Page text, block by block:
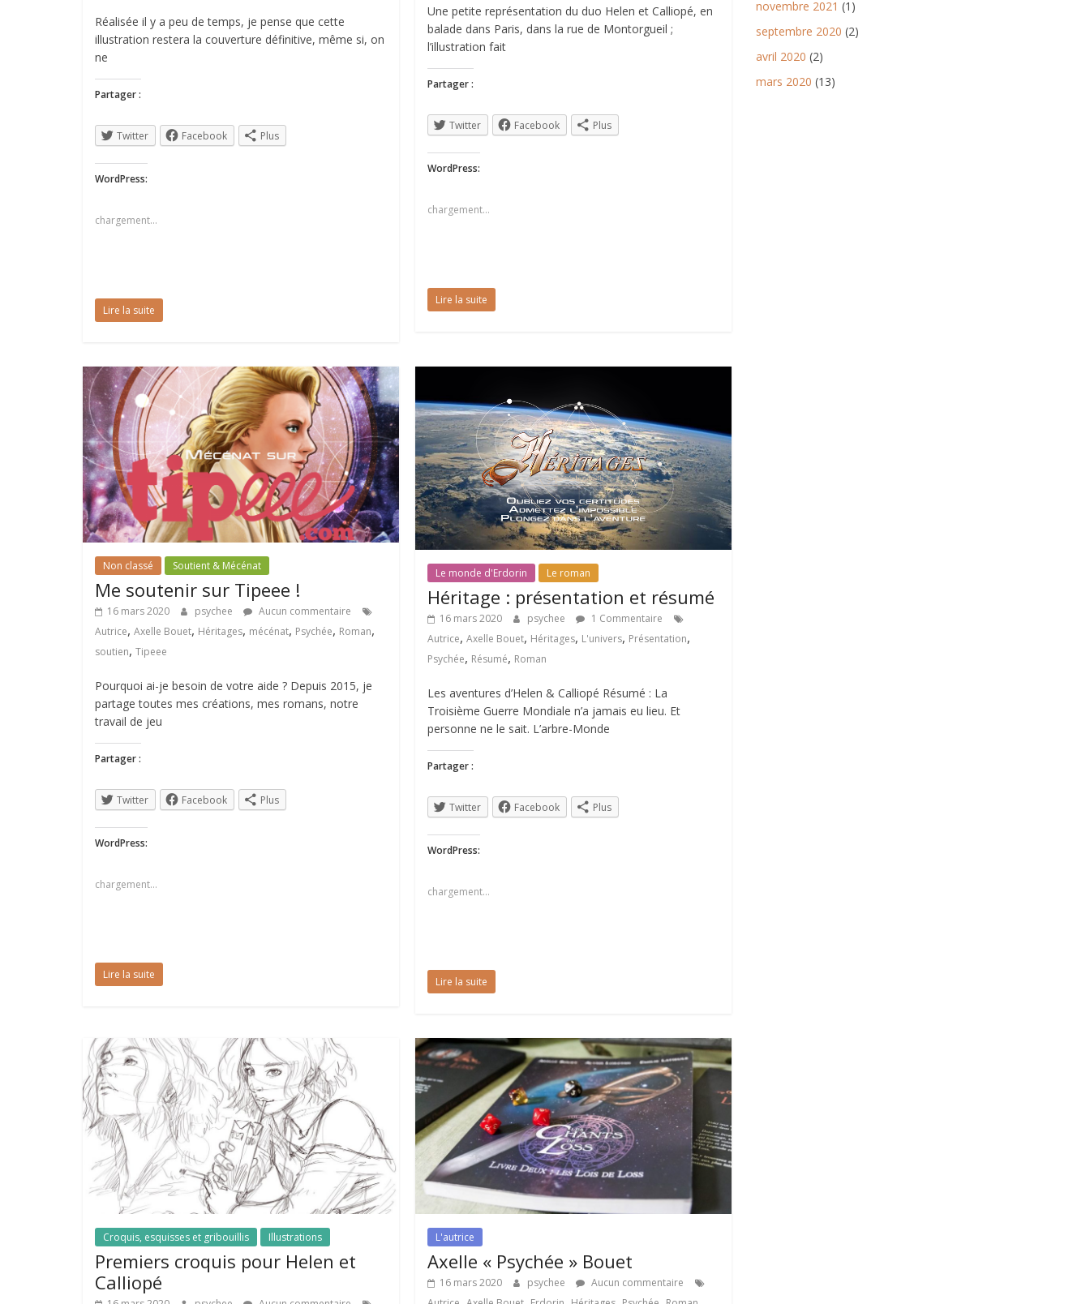
Réalisée il y a peu de temps, je pense que cette
illustration restera la couverture définitive, même si, on
ne
Partager :
Twitter Facebook Plus
WordPress:
chargement…
Lire la suite
Une petite représentation du duo Helen et Calliopé, en
balade dans Paris, dans la rue de Montorgueil ;
l’illustration fait
Partager :
Twitter Facebook Plus
WordPress:
chargement…
Lire la suite
Non classé Soutient & Mécénat
Me soutenir sur Tipeee !
16 mars 2020 psychee
Aucun commentaire
Autrice, Axelle Bouet, Héritages, mécénat, Psychée, Roman,
soutien, Tipeee
Pourquoi ai-je besoin de votre aide ? Depuis 2015, je
partage toutes mes créations, mes romans, notre
travail de jeu
Partager :
Twitter Facebook Plus
WordPress:
chargement…
Lire la suite
Le monde d'Erdorin Le roman
Héritage : présentation et résumé
16 mars 2020 psychee
1 Commentaire
Autrice,Axelle Bouet, Héritages, L'univers, Présentation,
Psychée, Résumé, Roman
Les aventures d’Helen & Calliopé Résumé : La
Troisième Guerre Mondiale n’a jamais eu lieu. Et
personne ne le sait. L’arbre-Monde
Partager :
Twitter Facebook Plus
WordPress:
chargement…
Lire la suite
Croquis, esquisses et gribouillis Illustrations
Premiers croquis pour Helen et
Calliopé
L'autrice
Axelle « Psychée » Bouet
16 mars 2020 psychee
Aucun commentaire
novembre 2021 (1)
septembre 2020 (2)
avril 2020 (2)
mars 2020 (13)